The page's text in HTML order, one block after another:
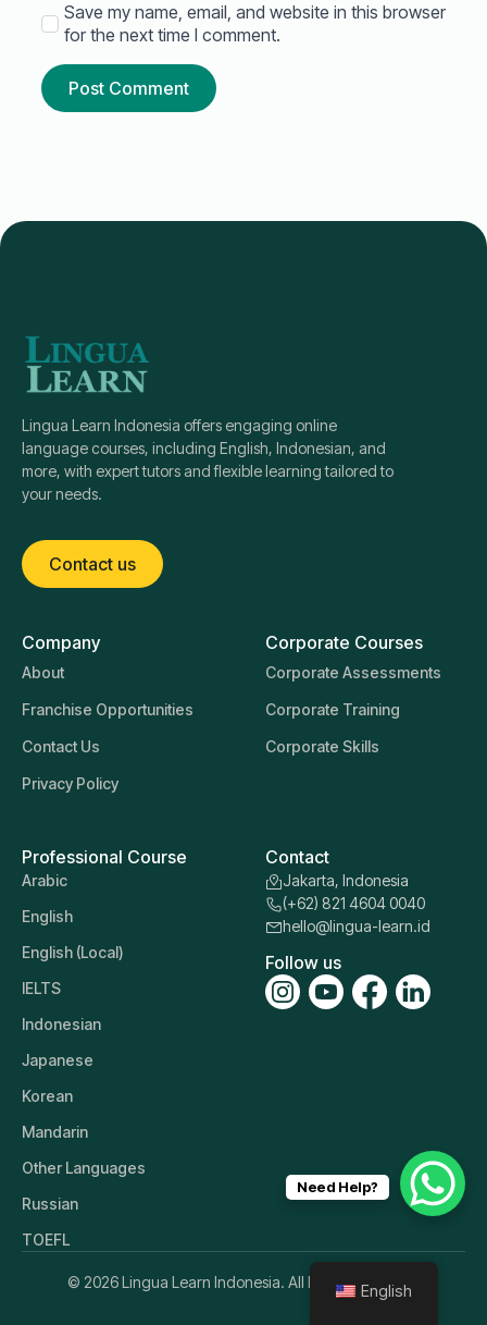
Save my name, email, and website in this browser
for the next time I comment.
Lingua Learn Indonesia offers engaging online
language courses, including English, Indonesian, and
more, with expert tutors and flexible learning tailored to
your needs.
Contact us
Company
About
Franchise Opportunities
Contact Us
Privacy Policy
Corporate Courses
Corporate Assessments
Corporate Training
Corporate Skills
Professional Course
Arabic
English
English (Local)
IELTS
Indonesian
Japanese
Korean
Mandarin
Other Languages
Russian
TOEFL
Contact
Jakarta, Indonesia
(+62) 821 4604 0040
hello@lingua-learn.id
Follow us
© 2026 Lingua Learn Indonesia. All Rights Reserved.
Need Help?
English